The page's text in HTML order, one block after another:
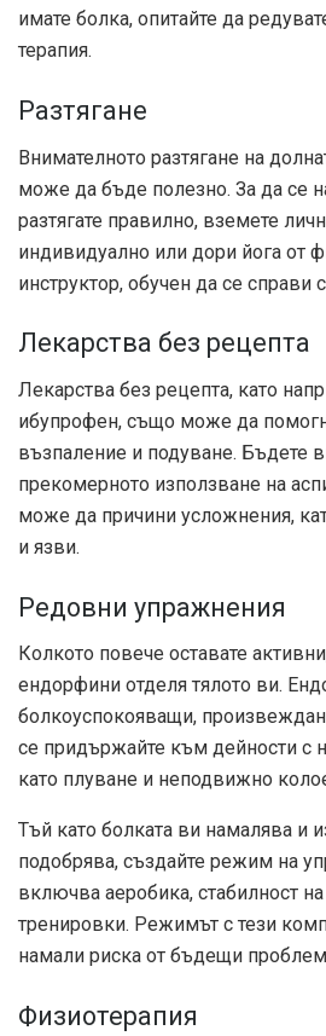
имате болка, опитайте да
терапия.
Разтягане
Внимателното разтягане на
може да бъде полезно. За да се
разтягате правилно, вземете
индивидуално или дори йога от
инструктор, обучен да се справи
Лекарства без рецепта
Лекарства без рецепта, като напр
ибупрофен, също може да
възпаление и подуване. Бъдете
прекомерното използване на
може да причини усложнения,
и язви.
Редовни упражнения
Колкото повече оставате
ендорфини отделя тялото ви.
болкоуспокояващи,
се придържайте към дейности с
като плуване и неподвижно
Тъй като болката ви намалява и
подобрява, създайте режим на
включва аеробика, стабилност
тренировки. Режимът с тези
намали риска от бъдещи
Физиотерапия